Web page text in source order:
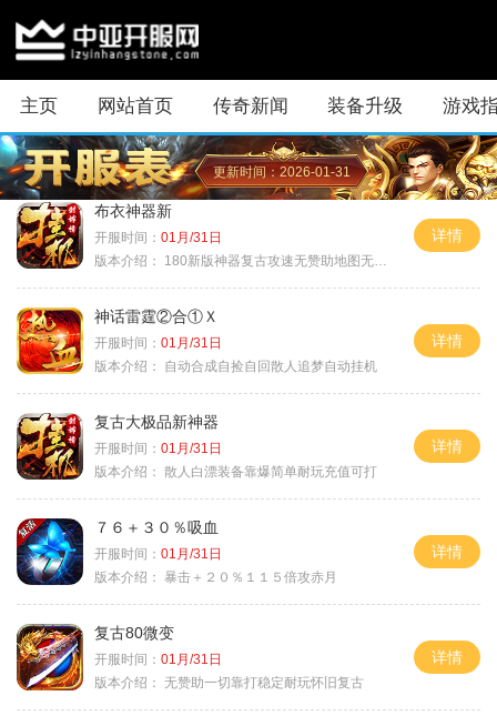
主页 网站首页 传奇新闻 装备升级 游戏
更新时间：2026-01-31
布衣神器新
开服时间： 01月/31日
版本介绍：
180新版神器复古攻速无赞助地图无排行
详情
神话雷霆②合①Ｘ
开服时间： 01月/31日
版本介绍：
自动合成自捡自回散人追梦自动挂机
详情
复古大极品新神器
开服时间： 01月/31日
版本介绍： 散人白漂装备靠爆简单耐玩充值可打
详情
７６＋３０％吸血
开服时间： 01月/31日
版本介绍： 暴击＋２０％１１５倍攻赤月
详情
复古80微变
开服时间： 01月/31日
版本介绍： 无赞助一切靠打稳定耐玩怀旧复古
详情